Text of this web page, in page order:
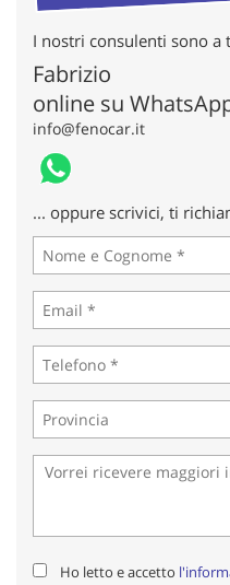
I nostri consulenti sono a
Fabrizio
online su
info@fenocar.it
... oppure scrivici, ti
Ho letto e accetto
Cookie necessari
Cookie per il
Cookie analitici
la
cookie
policy